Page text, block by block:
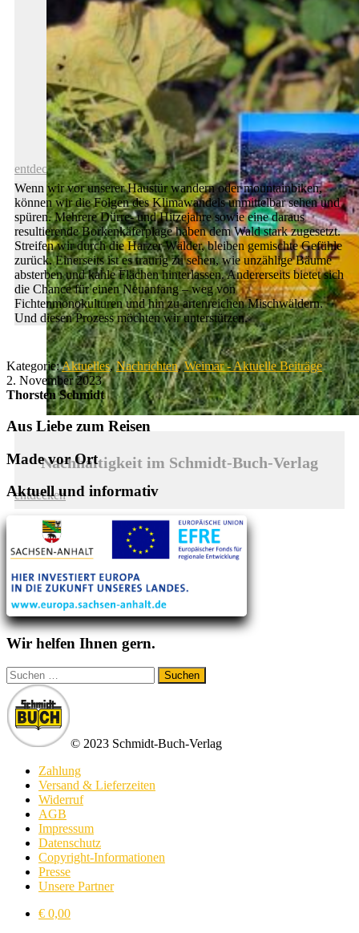
Geschenk-Idee: Eine Welterbe-Tour
entdecken
Nachhaltigkeit im Schmidt-Buch-Verlag
entdecken
Wenn wir vor unserer Haustür wandern oder mountainbiken,
können wir die Folgen des Klimawandels unmittelbar sehen und
spüren. Mehrere Dürre- und Hitzejahre sowie eine daraus
resultierende Borkenkäferplage haben dem Wald stark zugesetzt.
Streifen wir durch die Harzer Wälder, bleiben gemischte Gefühle
zurück. Einerseits ist es traurig zu sehen, wie unzählige Bäume
absterben und kahle Flächen hinterlassen. Andererseits bietet sich
die Chance für einen Neuanfang – weg von
Fichtenmonokulturen und hin zu artenreichen Mischwäldern.
Und diesen Prozess möchten wir unterstützen.
Kategorie:Aktuelles,Nachrichten,Weimar - Aktuelle Beiträge
2. November 2023
Thorsten Schmidt
Aus Liebe zum Reisen
Made vor Ort
Aktuell und informativ
Wir helfen Ihnen gern.
Suchen
nach:
© 2023 Schmidt-Buch-Verlag
Zahlung
Versand & Lieferzeiten
Widerruf
AGB
Impressum
Datenschutz
Copyright-Informationen
Presse
Unsere Partner
€ 0,00